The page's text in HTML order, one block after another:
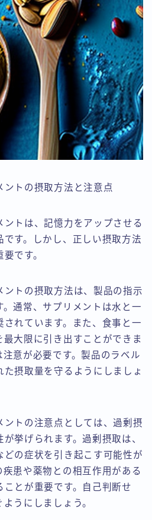
トの摂取方法と注意点
トは、記憶力をアップさせる
す。しかし、正しい摂取方法
です。
ントの摂取方法は、製品の指示
。通常、サプリメントは水と一
れています。また、食事と一
大限に引き出すことができま
意が必要です。製品のラベル
摂取量を守るようにしましょ
ントの注意点としては、過剰摂
挙げられます。過剰摂取は、
どの症状を引き起こす可能性が
患や薬物との相互作用がある
とが重要です。自己判断せ
うにしましょう。